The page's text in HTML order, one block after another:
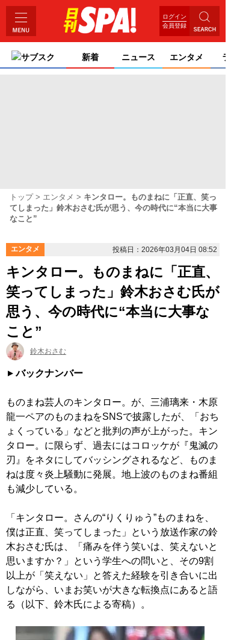
ログイン
会員登録
サブスク 新着 ニュース エンタメ
トップ エンタメ
キンタロー。ものまねに「正直、笑っ
てしまった」鈴木おさむ氏が思う、今の時代に“本当に大事
なこと”
エンタメ 投稿日：2026年03月04日 08:52
キンタロー。ものまねに「正直、
笑ってしまった」鈴木おさむ氏が
思う、今の時代に“本当に大事な
こと”
鈴木おさむ
バックナンバー
ものまね芸人のキンタロー。が、三浦璃来・木原
龍一ペアのものまねをSNSで披露したが、「おち
ょくっている」などと批判の声が上がった。キン
タロー。に限らず、過去にはコロッケが『鬼滅の
刃』をネタにしてバッシングされるなど、ものま
ねは度々炎上騒動に発展。地上波のものまね番組
も減少している。
「キンタロー。さんの“りくりゅう”ものまねを、
僕は正直、笑ってしまった」という放送作家の鈴
木おさむ氏は、「痛みを伴う笑いは、笑えないと
思いますか？」という学生への問いと、その9割
以上が「笑えない」と答えた経験を引き合いに出
しながら、いまお笑いが大きな転換点にあると語
る（以下、鈴木氏による寄稿）。